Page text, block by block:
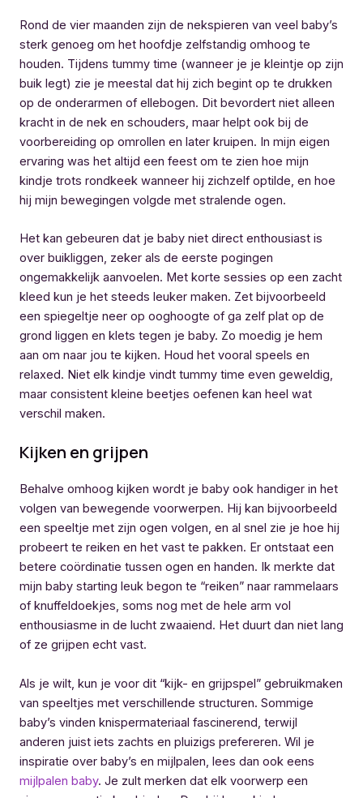
Rond de vier maanden zijn de nekspieren van veel baby’s
sterk genoeg om het hoofdje zelfstandig omhoog te
houden. Tijdens tummy time (wanneer je je kleintje op zijn
buik legt) zie je meestal dat hij zich begint op te drukken
op de onderarmen of ellebogen. Dit bevordert niet alleen
kracht in de nek en schouders, maar helpt ook bij de
voorbereiding op omrollen en later kruipen. In mijn eigen
ervaring was het altijd een feest om te zien hoe mijn
kindje trots rondkeek wanneer hij zichzelf optilde, en hoe
hij mijn bewegingen volgde met stralende ogen.
Het kan gebeuren dat je baby niet direct enthousiast is
over buikliggen, zeker als de eerste pogingen
ongemakkelijk aanvoelen. Met korte sessies op een zacht
kleed kun je het steeds leuker maken. Zet bijvoorbeeld
een spiegeltje neer op ooghoogte of ga zelf plat op de
grond liggen en klets tegen je baby. Zo moedig je hem
aan om naar jou te kijken. Houd het vooral speels en
relaxed. Niet elk kindje vindt tummy time even geweldig,
maar consistent kleine beetjes oefenen kan heel wat
verschil maken.
Kijken en grijpen
Behalve omhoog kijken wordt je baby ook handiger in het
volgen van bewegende voorwerpen. Hij kan bijvoorbeeld
een speeltje met zijn ogen volgen, en al snel zie je hoe hij
probeert te reiken en het vast te pakken. Er ontstaat een
betere coördinatie tussen ogen en handen. Ik merkte dat
mijn baby starting leuk begon te “reiken” naar rammelaars
of knuffeldoekjes, soms nog met de hele arm vol
enthousiasme in de lucht zwaaiend. Het duurt dan niet lang
of ze grijpen echt vast.
Als je wilt, kun je voor dit “kijk- en grijpspel” gebruikmaken
van speeltjes met verschillende structuren. Sommige
baby’s vinden knispermateriaal fascinerend, terwijl
anderen juist iets zachts en pluizigs prefereren. Wil je
inspiratie over baby’s en mijlpalen, lees dan ook eens
mijlpalen baby. Je zult merken dat elk voorwerp een